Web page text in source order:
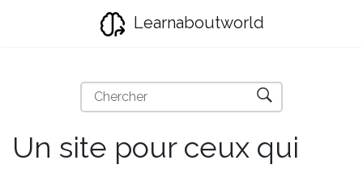
Learnaboutworld
Un site pour ceux qui